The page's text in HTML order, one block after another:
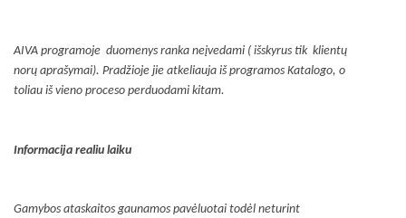
AIVA programoje duomenys ranka neįvedami ( išskyrus tik klientų
norų aprašymai). Pradžioje jie atkeliauja iš programos Katalogo, o
toliau iš vieno proceso perduodami kitam.
Informacija realiu laiku
Gamybos ataskaitos gaunamos pavėluotai todėl neturint